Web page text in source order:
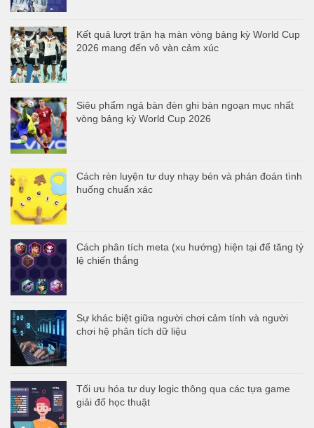
Kết quả lượt trận hạ màn vòng bảng kỳ World Cup
2026 mang đến vô vàn cảm xúc
Siêu phẩm ngả bàn đèn ghi bàn ngoạn mục nhất
vòng bảng kỳ World Cup 2026
Cách rèn luyện tư duy nhạy bén và phán đoán tình
huống chuẩn xác
Cách phân tích meta (xu hướng) hiện tại để tăng tỷ
lệ chiến thắng
Sự khác biệt giữa người chơi cảm tính và người
chơi hệ phân tích dữ liệu
Tối ưu hóa tư duy logic thông qua các tựa game
giải đố học thuật